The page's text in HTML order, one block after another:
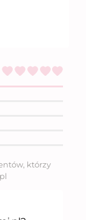
Oceniono5na
którzy